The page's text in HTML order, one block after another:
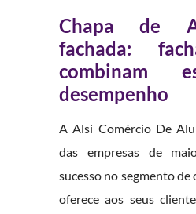
Chapa de
fachada:
combinam
desempenho
A Alsi Comércio De
das empresas de
sucesso no segmento de
oferece aos seus